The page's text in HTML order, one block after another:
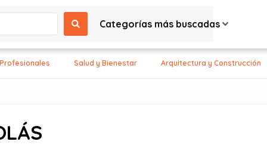
Categorías más buscadas
Salud y Bienestar Arquitectura y Construcción